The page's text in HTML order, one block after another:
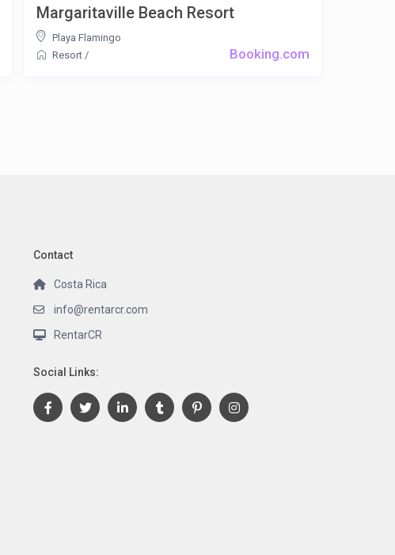
Booking.com
Margaritaville Beach Resort
Playa Flamingo
Resort/
Contact
Costa Rica
info@rentarcr.com
RentarCR
Social Links: